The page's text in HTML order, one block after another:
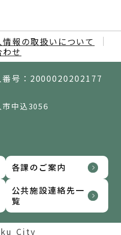
情報の取扱いについて
せ
番号：2000020202177
中込3056
各課のご案内
公共施設連絡先一
覧
City